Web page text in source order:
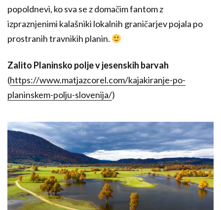
popoldnevi, ko sva se z domačim fantom z
izpraznjenimi kalašniki lokalnih graničarjev pojala po
prostranih travnikih planin.
Zalito Planinsko polje v jesenskih barvah
(https://www.matjazcorel.com/kajakiranje-po-
planinskem-polju-slovenija/)